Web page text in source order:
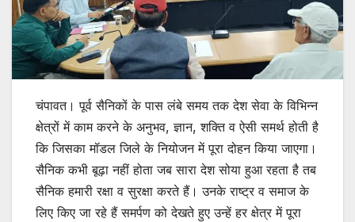
चंपावत। पूर्व सैनिकों के पास लंबे समय तक देश सेवा के विभिन्न
क्षेत्रों में काम करने के अनुभव, ज्ञान, शक्ति व ऐसी समर्थ होती है
कि जिसका मॉडल जिले के नियोजन में पूरा दोहन किया जाएगा।
सैनिक कभी बूढ़ा नहीं होता जब सारा देश सोया हुआ रहता है तब
सैनिक हमारी रक्षा व सुरक्षा करते हैं। उनके राष्ट्र व समाज के
लिए किए जा रहे हैं समर्पण को देखते हुए उन्हें हर क्षेत्र में पूरा